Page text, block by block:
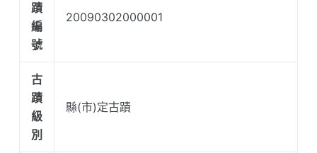
蹟
編
號
20090302000001
古
蹟
級
別
縣(市)定古蹟